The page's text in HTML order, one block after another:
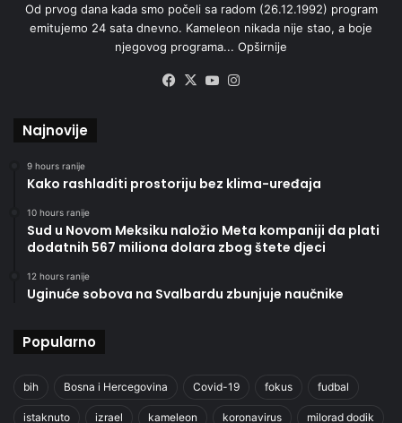
Od prvog dana kada smo počeli sa radom (26.12.1992) program
emitujemo 24 sata dnevno. Kameleon nikada nije stao, a boje
njegovog programa... Opširnije
Facebook
X YouTube
Najnovije
9 hours ranije
Kako rashladiti prostoriju bez klima-uređaja
10 hours ranije
Sud u Novom Meksiku naložio Meta kompaniji da plati
dodatnih 567 miliona dolara zbog štete djeci
12 hours ranije
Uginuće sobova na Svalbardu zbunjuje naučnike
Popularno
bih Bosna i Hercegovina Covid-19 fokus fudbal
istaknuto izrael kameleon koronavirus milorad dodik